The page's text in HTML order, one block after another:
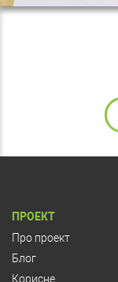
ПРОЕКТ
Про проект
Блог
Корисне